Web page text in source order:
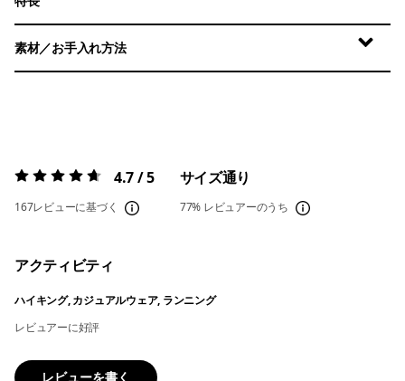
素材／お手入れ方法
評価:4.7 / 5 4.7 / 5
167レビューに基づく
サイズ通り
77% レビュアーのうち
アクティビティ
ハイキング, カジュアルウェア, ランニング
レビュアーに好評
レビューを書く